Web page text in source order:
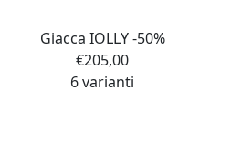
Giacca IOLLY -50%
6 varianti
€205,00